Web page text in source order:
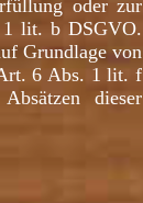
oder zur
1 lit. b DSGVO.
Grundlage von
6 Abs. 1 lit. f
dieser